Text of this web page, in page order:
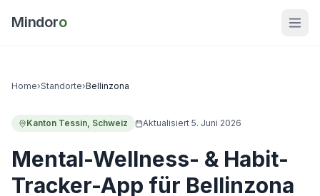
Mindoro
Home›Standorte›Bellinzona
Kanton Tessin, Schweiz Aktualisiert 5. Juni 2026
Mental-Wellness- & Habit-
Tracker-App für Bellinzona